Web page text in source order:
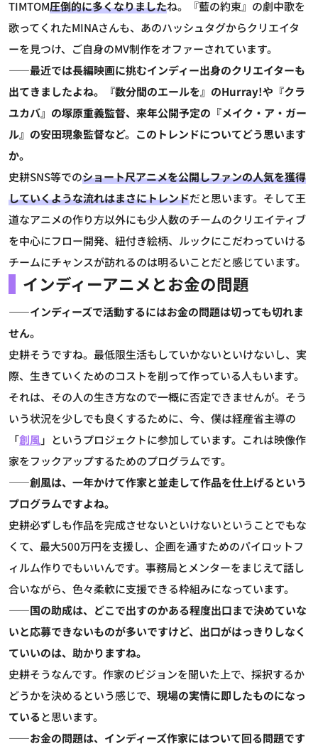
TIMTOM圧倒的に多くなりましたね。『藍の約束』の劇中歌を
歌ってくれたMINAさんも、あのハッシュタグからクリエイタ
ーを見つけ、ご自身のMV制作をオファーされています。
――最近では長編映画に挑むインディー出身のクリエイターも
出てきましたよね。『数分間のエールを』のHurray!や『クラ
ユカバ』の塚原重義監督、来年公開予定の『メイク・ア・ガー
ル』の安田現象監督など。このトレンドについてどう思います
か。
史耕SNS等でのショート尺アニメを公開しファンの人気を獲得
していくような流れはまさにトレンドだと思います。そして王
道なアニメの作り方以外にも少人数のチームのクリエイティブ
を中心にフロー開発、紐付き絵柄、ルックにこだわっていける
チームにチャンスが訪れるのは明るいことだと感じています。
インディーアニメとお金の問題
――インディーズで活動するにはお金の問題は切っても切れま
せん。
史耕そうですね。最低限生活もしていかないといけないし、実
際、生きていくためのコストを削って作っている人もいます。
それは、その人の生き方なので一概に否定できませんが。そう
いう状況を少しでも良くするために、今、僕は経産省主導の
「創風」というプロジェクトに参加しています。これは映像作
家をフックアップするためのプログラムです。
――創風は、一年かけて作家と並走して作品を仕上げるという
プログラムですよね。
史耕必ずしも作品を完成させないといけないということでもな
くて、最大500万円を支援し、企画を通すためのパイロットフ
ィルム作りでもいいんです。事務局とメンターをまじえて話し
合いながら、色々柔軟に支援できる枠組みになっています。
――国の助成は、どこで出すのかある程度出口まで決めていな
いと応募できないものが多いですけど、出口がはっきりしなく
ていいのは、助かりますね。
史耕そうなんです。作家のビジョンを聞いた上で、採択するか
どうかを決めるという感じで、 現場の実情に即したものになっ
ていると思います。
――お金の問題は、インディーズ作家にはついて回る問題です